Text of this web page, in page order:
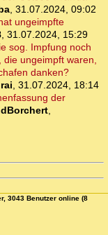
, 31.07.2024, 09:02
ungeimpfte
, 31.07.2024, 15:29
sog. Impfung noch
die ungeimpft waren,
danken?
, 31.07.2024, 18:14
der
,
3043 Benutzer online (8